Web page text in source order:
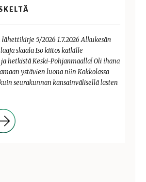
5/2026 1.7.2026 Alkukesän
skaala Iso kiitos kaikille
hetkistä Keski-Pohjanmaalla! Oli ihana
ystävien luona niin Kokkolassa
seurakunnan kansainvälisellä lasten